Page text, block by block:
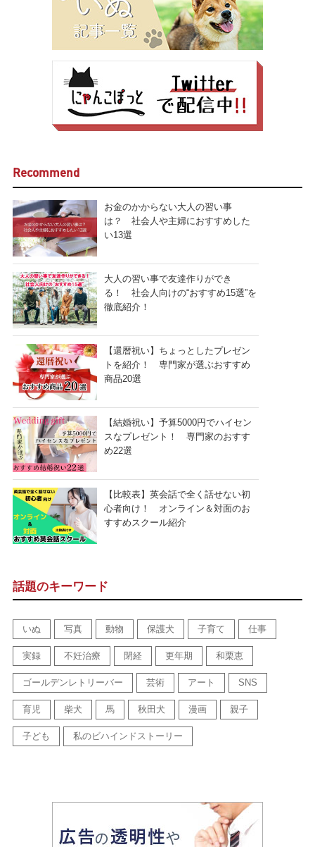
Recommend
お金のかからない大人の習い事
は？ 社会人や主婦におすすめした
い13選
大人の習い事で友達作りができ
る！ 社会人向けの“おすすめ15選”を
徹底紹介！
【還暦祝い】ちょっとしたプレゼン
トを紹介！ 専門家が選ぶおすすめ
商品20選
【結婚祝い】予算5000円でハイセン
スなプレゼント！ 専門家のおすす
め22選
【比較表】英会話で全く話せない初
心者向け！ オンライン＆対面のお
すすめスクール紹介
話題のキーワード
いぬ 写真 動物 保護犬 子育て 仕事
実録 不妊治療 閉経 更年期 和栗恵
ゴールデンレトリーバー 芸術 アート SNS
育児 柴犬 馬 秋田犬 漫画 親子
子ども 私のビハインドストーリー